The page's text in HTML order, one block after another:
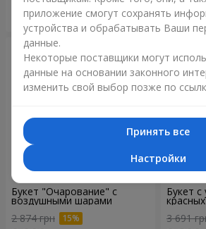
Заказать
Букет "Очарование" с
воздушными шарами
2 874 грн
Букет
3 691
приложение смогут сохранять
устройства и обрабатывать Ваши
данные.
Некоторые поставщики могут
данные на основании законного
изменить свой выбор позже по
Принять все
Настройки